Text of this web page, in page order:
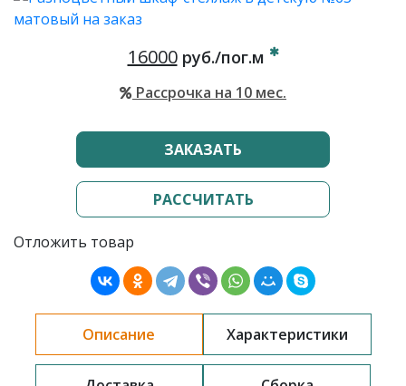
16000руб./пог.м
Рассрочка на 10 мес.
ЗАКАЗАТЬ
РАССЧИТАТЬ
Отложить товар
Описание Характеристики